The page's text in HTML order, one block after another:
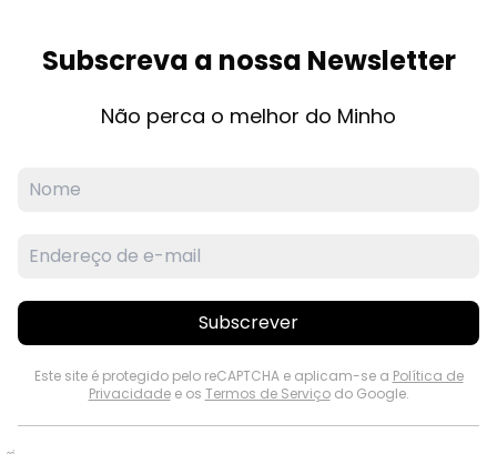
Subscreva a nossa Newsletter
Não perca o melhor do Minho
Subscrever
Este site é protegido pelo reCAPTCHA e aplicam-se a Política de
Privacidadee os Termos de Serviçodo Google.